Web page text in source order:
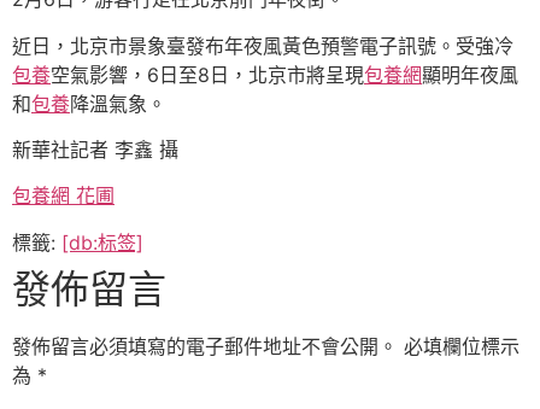
近日，北京市景象臺發布年夜風黃色預警電子訊號。受強冷
包養空氣影響，6日至8日，北京市將呈現包養網顯明年夜風
和包養降溫氣象。
新華社記者 李鑫 攝
包養網 花圃
標籤: [db:标签]
發佈留言
發佈留言必須填寫的電子郵件地址不會公開。 必填欄位標示
為 *